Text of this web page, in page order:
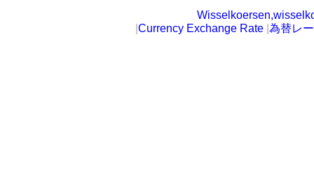
Currency Exchange Rate 為替レ